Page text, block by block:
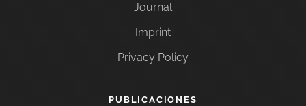
Journal
Imprint
Privacy Policy
PUBLICACIONES